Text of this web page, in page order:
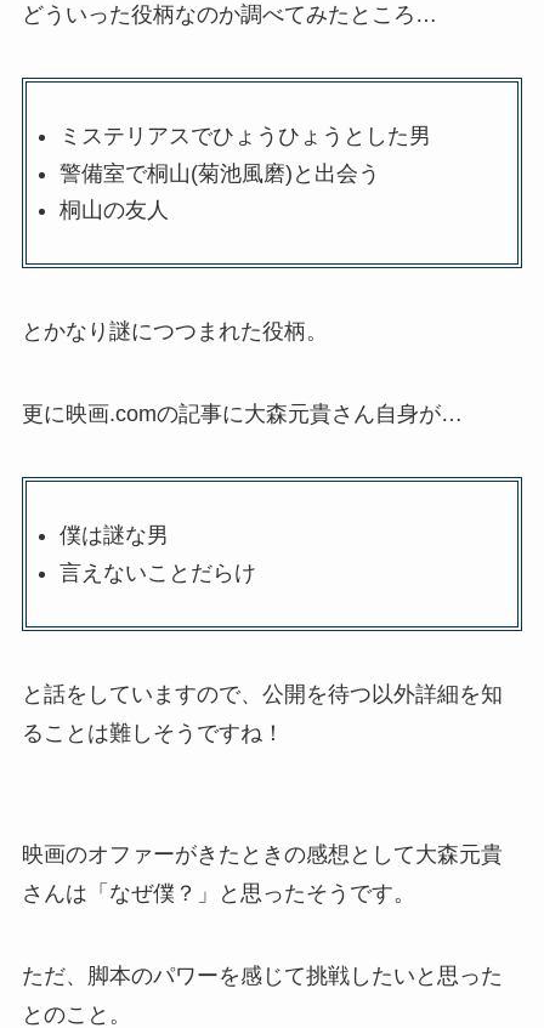
どういった役柄なのか調べてみたところ…
ミステリアスでひょうひょうとした男
警備室で桐山(菊池風磨)と出会う
桐山の友人
とかなり謎につつまれた役柄。
更に映画.comの記事に大森元貴さん自身が…
僕は謎な男
言えないことだらけ
と話をしていますので、公開を待つ以外詳細を知
ることは難しそうですね！
映画のオファーがきたときの感想として大森元貴
さんは「なぜ僕？」と思ったそうです。
ただ、脚本のパワーを感じて挑戦したいと思った
とのこと。